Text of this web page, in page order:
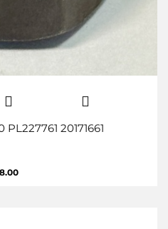
20171661
8.00